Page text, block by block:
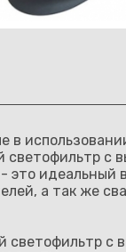
в
с
- это
а так же
светофильтр с